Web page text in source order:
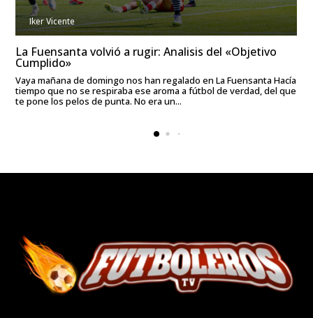
Iker Vicente
La Fuensanta volvió a rugir: Analisis del «Objetivo
Cumplido»
Vaya mañana de domingo nos han regalado en La Fuensanta Hacía
tiempo que no se respiraba ese aroma a fútbol de verdad, del que
te pone los pelos de punta. No era un...